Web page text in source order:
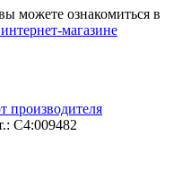
можете ознакомиться в
магазине
С4:009482